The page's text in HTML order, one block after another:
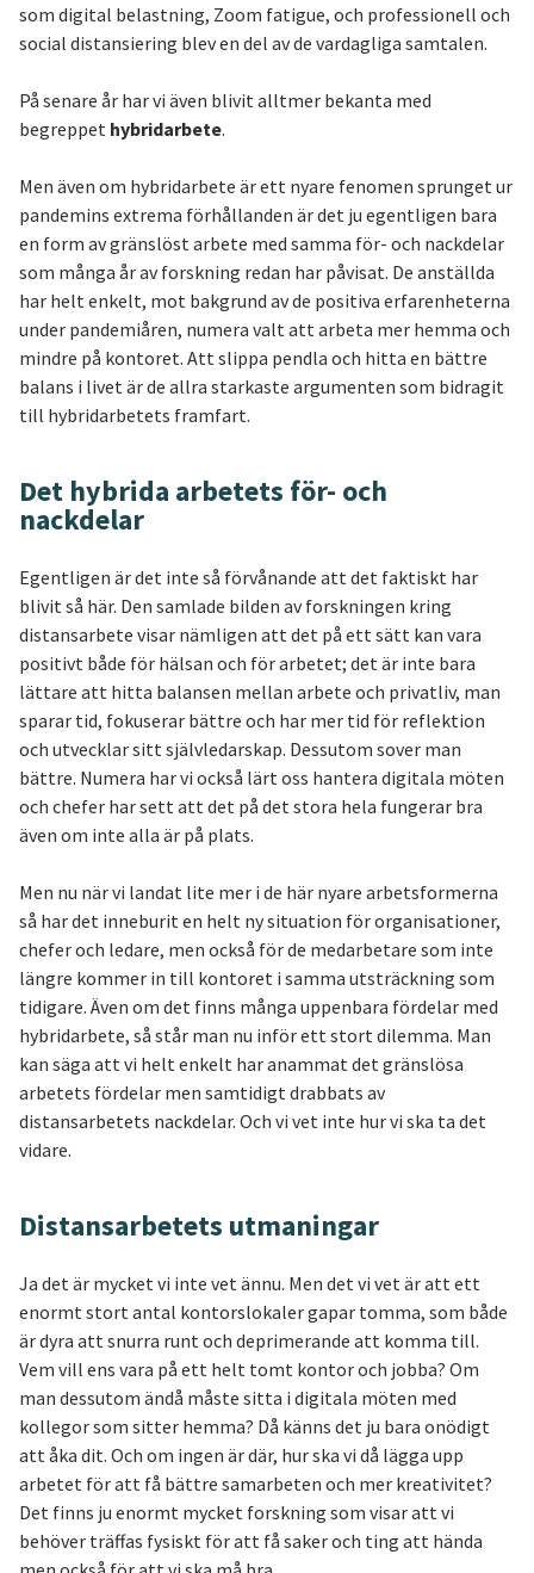
som digital belastning, Zoom fatigue, och professionell och
social distansiering blev en del av de vardagliga samtalen.
På senare år har vi även blivit alltmer bekanta med
begreppet hybridarbete.
Men även om hybridarbete är ett nyare fenomen sprunget ur
pandemins extrema förhållanden är det ju egentligen bara
en form av gränslöst arbete med samma för- och nackdelar
som många år av forskning redan har påvisat. De anställda
har helt enkelt, mot bakgrund av de positiva erfarenheterna
under pandemiåren, numera valt att arbeta mer hemma och
mindre på kontoret. Att slippa pendla och hitta en bättre
balans i livet är de allra starkaste argumenten som bidragit
till hybridarbetets framfart.
Det hybrida arbetets för- och
nackdelar
Egentligen är det inte så förvånande att det faktiskt har
blivit så här. Den samlade bilden av forskningen kring
distansarbete visar nämligen att det på ett sätt kan vara
positivt både för hälsan och för arbetet; det är inte bara
lättare att hitta balansen mellan arbete och privatliv, man
sparar tid, fokuserar bättre och har mer tid för reflektion
och utvecklar sitt självledarskap. Dessutom sover man
bättre. Numera har vi också lärt oss hantera digitala möten
och chefer har sett att det på det stora hela fungerar bra
även om inte alla är på plats.
Men nu när vi landat lite mer i de här nyare arbetsformerna
så har det inneburit en helt ny situation för organisationer,
chefer och ledare, men också för de medarbetare som inte
längre kommer in till kontoret i samma utsträckning som
tidigare. Även om det finns många uppenbara fördelar med
hybridarbete, så står man nu inför ett stort dilemma. Man
kan säga att vi helt enkelt har anammat det gränslösa
arbetets fördelar men samtidigt drabbats av
distansarbetets nackdelar. Och vi vet inte hur vi ska ta det
vidare.
Distansarbetets utmaningar
Ja det är mycket vi inte vet ännu. Men det vi vet är att ett
enormt stort antal kontorslokaler gapar tomma, som både
är dyra att snurra runt och deprimerande att komma till.
Vem vill ens vara på ett helt tomt kontor och jobba? Om
man dessutom ändå måste sitta i digitala möten med
kollegor som sitter hemma? Då känns det ju bara onödigt
att åka dit. Och om ingen är där, hur ska vi då lägga upp
arbetet för att få bättre samarbeten och mer kreativitet?
Det finns ju enormt mycket forskning som visar att vi
behöver träffas fysiskt för att få saker och ting att hända